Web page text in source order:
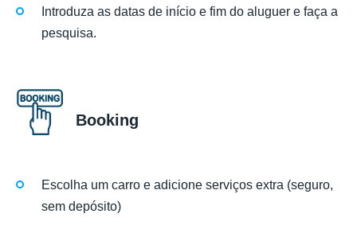
Introduza as datas de início e fim do aluguer e faça a
pesquisa.
Booking
Escolha um carro e adicione serviços extra (seguro,
sem depósito)